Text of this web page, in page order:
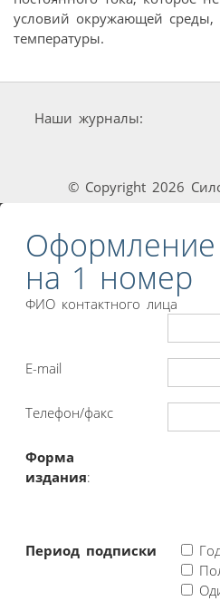
условий окружающей среды,
температуры.
Наши журналы:
© Copyright 2026
Оформление
на 1 номер
ФИО контактного лица
E-mail
Телефон/факс
Форма
издания:
Период подписки